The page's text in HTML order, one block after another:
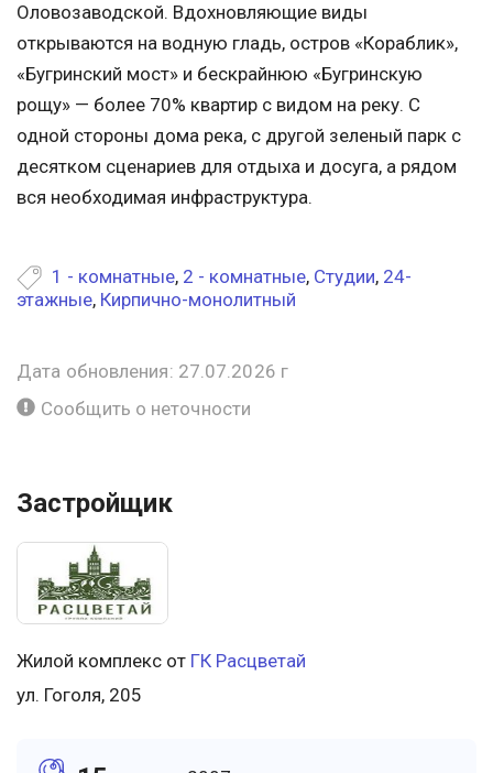
Оловозаводской. Вдохновляющие виды
открываются на водную гладь, остров «Кораблик»,
«Бугринский мост» и бескрайнюю «Бугринскую
рощу» — более 70% квартир с видом на реку. С
одной стороны дома река, с другой зеленый парк с
десятком сценариев для отдыха и досуга, а рядом
вся необходимая инфраструктура.
1 - комнатные, 2 - комнатные, Студии, 24-
этажные, Кирпично-монолитный
Дата обновления: 27.07.2026 г
Сообщить о неточности
Застройщик
Жилой комплекс от ГК Расцветай
ул. Гоголя, 205